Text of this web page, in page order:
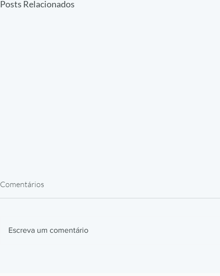
Posts Relacionados
Comentários
Escreva um comentário